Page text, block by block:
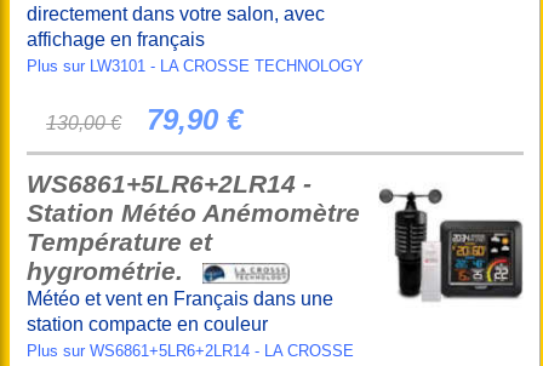
directement dans votre salon, avec
affichage en français
Plus sur LW3101 - LA CROSSE TECHNOLOGY
130,00 € 79,90 €
WS6861+5LR6+2LR14 -
Station Météo Anémomètre
Température et
hygrométrie.
Météo et vent en Français dans une
station compacte en couleur
Plus sur WS6861+5LR6+2LR14 - LA CROSSE